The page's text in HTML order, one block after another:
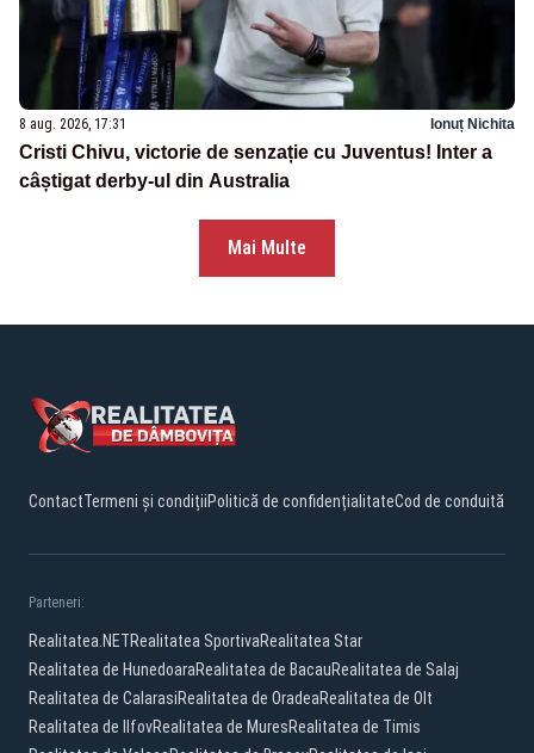
8 aug. 2026, 17:31 Ionuț Nichita
Cristi Chivu, victorie de senzație cu Juventus! Inter a
câștigat derby-ul din Australia
Mai Multe
ContactTermeni și condițiiPolitică de confidențialitateCod de conduită
Parteneri:
Realitatea.NETRealitatea SportivaRealitatea Star
Realitatea de HunedoaraRealitatea de BacauRealitatea de Salaj
Realitatea de CalarasiRealitatea de OradeaRealitatea de Olt
Realitatea de IlfovRealitatea de MuresRealitatea de Timis